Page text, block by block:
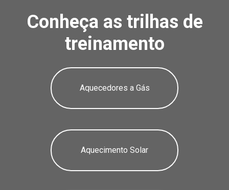
Conheça as trilhas de
treinamento
Aquecedores a Gás
Aquecimento Solar